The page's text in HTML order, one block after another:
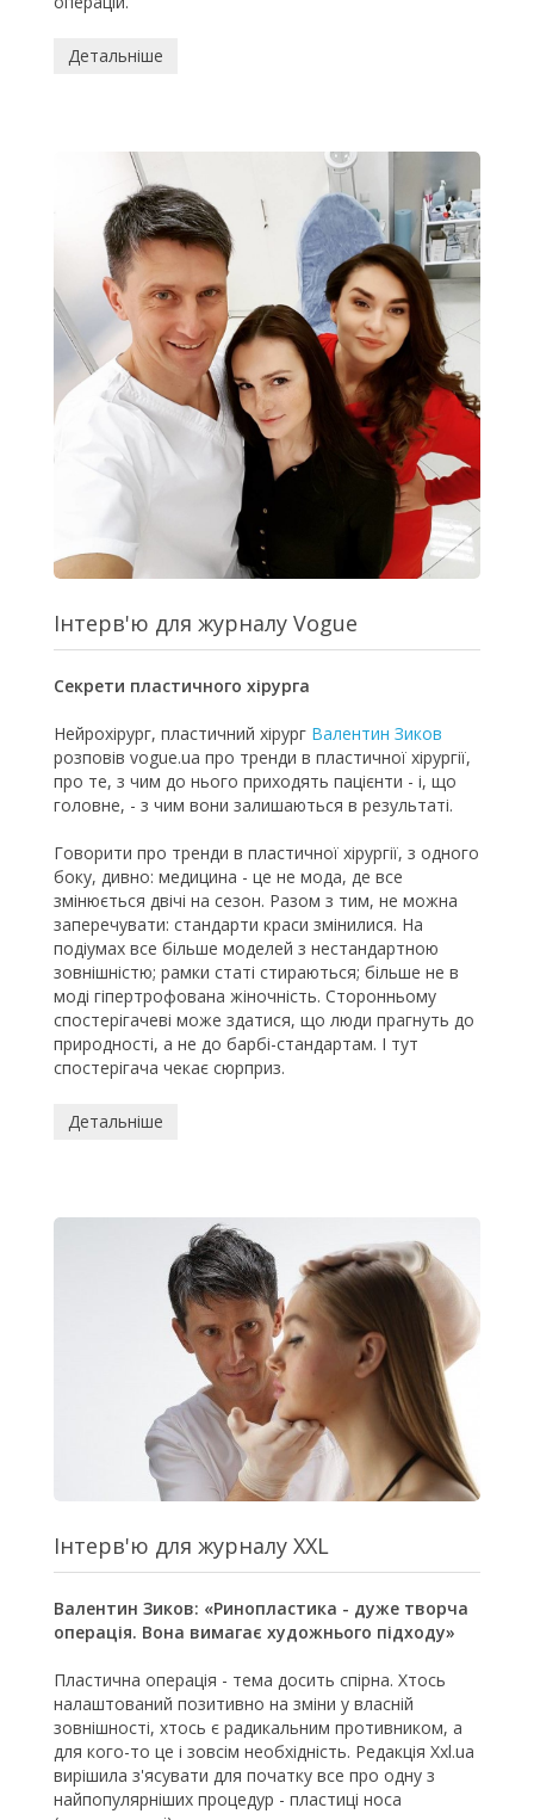
Детальніше
Інтерв'ю для журналу Vogue
Секрети пластичного хірурга
Нейрохірург, пластичний хірург Валентин Зиков
розповів vogue.ua про тренди в пластичної хірургії,
про те, з чим до нього приходять пацієнти - і, що
головне, - з чим вони залишаються в результаті.
Говорити про тренди в пластичної хірургії, з одного
боку, дивно: медицина - це не мода, де все
змінюється двічі на сезон. Разом з тим, не можна
заперечувати: стандарти краси змінилися. На
подіумах все більше моделей з нестандартною
зовнішністю; рамки статі стираються; більше не в
моді гіпертрофована жіночність. Сторонньому
спостерігачеві може здатися, що люди прагнуть до
природності, а не до барбі-стандартам. І тут
спостерігача чекає сюрприз.
Детальніше
Інтерв'ю для журналу XXL
Валентин Зиков: «Ринопластика - дуже творча
операція. Вона вимагає художнього підходу»
Пластична операція - тема досить спірна. Хтось
налаштований позитивно на зміни у власній
зовнішності, хтось є радикальним противником, а
для кого-то це і зовсім необхідність. Редакція Xxl.ua
вирішила з'ясувати для початку все про одну з
найпопулярніших процедур - пластиці носа